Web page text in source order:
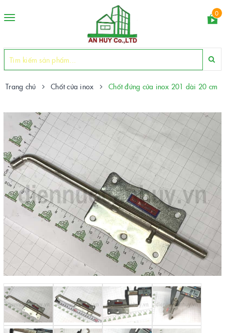
Toggle
0
Trang chủ Chốt cửa inox Chốt đứng cửa inox 201 dài 20 cm